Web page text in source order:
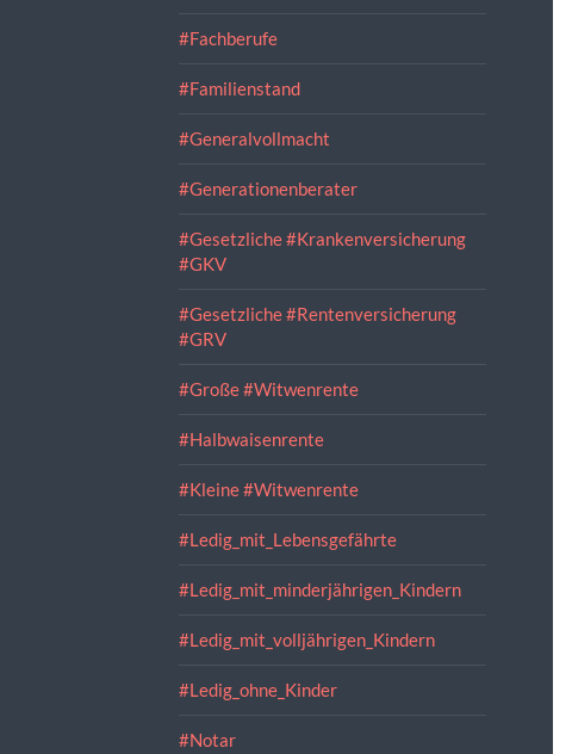
#Fachberufe
#Familienstand
#Generalvollmacht
#Generationenberater
#Gesetzliche #Krankenversicherung
#GKV
#Gesetzliche #Rentenversicherung
#GRV
#Große #Witwenrente
#Halbwaisenrente
#Kleine #Witwenrente
#Ledig_mit_Lebensgefährte
#Ledig_mit_minderjährigen_Kindern
#Ledig_mit_volljährigen_Kindern
#Ledig_ohne_Kinder
#Notar